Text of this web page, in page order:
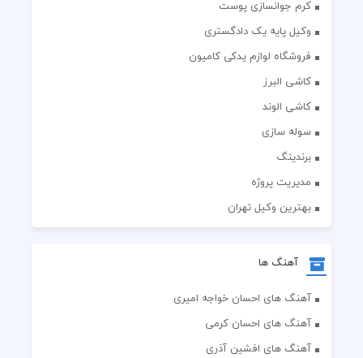
کرم جوانسازی پوست
وکیل پایه یک دادگستری
فروشگاه لوازم یدکی کامیون
کاشی البرز
کاشی الوند
سوله سازی
برندینگ
مدیریت پروژه
بهترین وکیل تهران
آهنگ ها
آهنگ های احسان خواجه امیری
آهنگ های احسان کرمی
آهنگ های افشین آذری